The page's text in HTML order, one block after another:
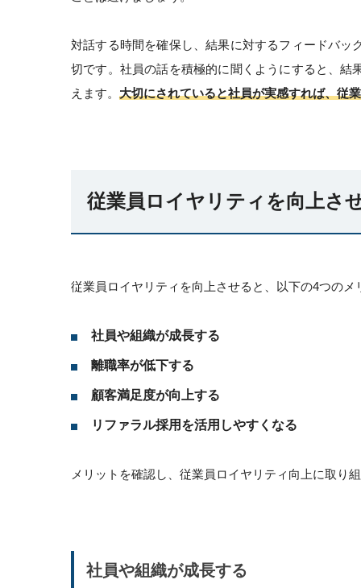
対話する時間を確保し、結果に対するフィードバ
切です。社員の話を積極的に聞くようにすると、
えます。 大切にされていると社員が実感すれば、従
従業員ロイヤリティを向上さ
従業員ロイヤリティを向上させると、以下の4つのメ
社員や組織が成長する
離職率が低下する
顧客満足度が向上する
リファラル採用を活用しやすくなる
メリットを確認し、従業員ロイヤリティ向上に取り
社員や組織が成長する